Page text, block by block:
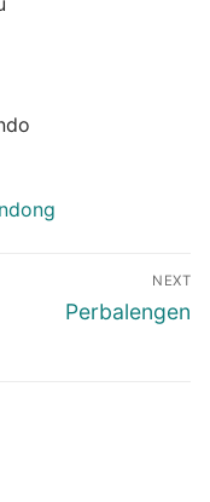
NEXT
Next
Perbalengen